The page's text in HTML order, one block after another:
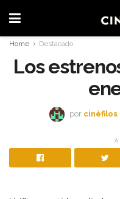
Home Destacado
Los
por cinéfilos